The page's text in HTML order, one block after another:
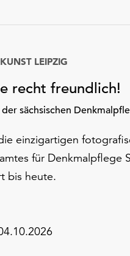
recht freundlich!
sächsischen
LEIPZIG
einzigartigen
für Denkmalpflege
bis heute.